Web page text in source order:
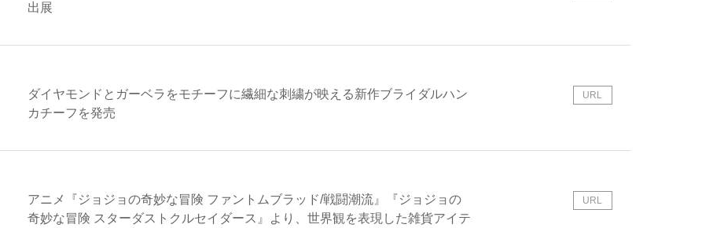
出展
ダイヤモンドとガーベラをモチーフに繊細な刺繍が映える新作ブライダルハン
カチーフを発売
URL
アニメ『ジョジョの奇妙な冒険 ファントムブラッド/戦闘潮流』『ジョジョの
奇妙な冒険 スターダストクルセイダース』より、世界観を表現した雑貨アイテ
URL